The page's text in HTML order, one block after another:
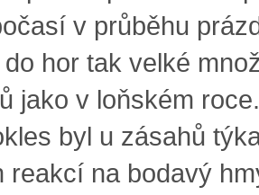
v průběhu
do hor tak velké
jako v loňském
byl u zásahů
reakcí na bodavý